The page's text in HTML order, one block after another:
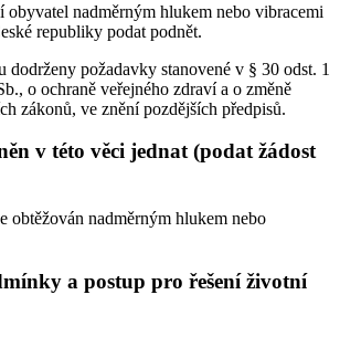
obyvatel nadměrným hlukem nebo vibracemi
republiky podat podnět.
dodrženy požadavky stanovené v § 30 odst. 1
o ochraně veřejného zdraví a o změně
zákonů, ve znění pozdějších předpisů.
v této věci jednat (podat žádost
obtěžován nadměrným hlukem nebo
a postup pro řešení životní